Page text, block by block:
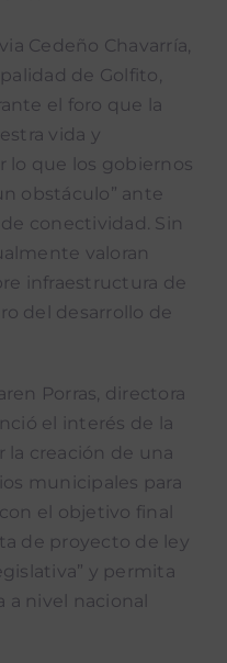
Cedeño Chavarría,
de Golfito,
el foro que la
vida y
lo que los gobiernos
obstáculo” ante
conectividad. Sin
valoran
infraestructura de
del desarrollo de
Porras, directora
el interés de la
la creación de una
municipales para
el objetivo final
de proyecto de ley
y permita
nivel nacional